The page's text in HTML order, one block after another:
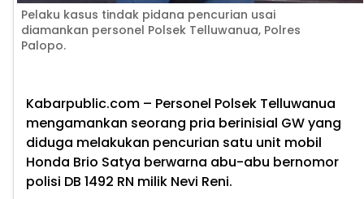
Pelaku kasus tindak pidana pencurian usai
diamankan personel Polsek Telluwanua, Polres
Palopo.
Kabarpublic.com – Personel Polsek Telluwanua
mengamankan seorang pria berinisial GW yang
diduga melakukan pencurian satu unit mobil
Honda Brio Satya berwarna abu-abu bernomor
polisi DB 1492 RN milik Nevi Reni.